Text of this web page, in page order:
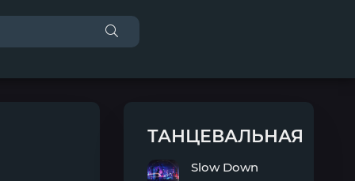
ТАНЦЕВАЛЬНАЯ
Slow Down